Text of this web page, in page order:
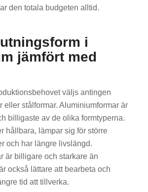
den totala budgeten alltid.
i
jämfört med
väljs antingen
eller stålformar. Aluminiumformar är
billigaste av de olika formtyperna.
hållbara, lämpar sig för större
och har längre livslängd.
är billigare och starkare än
också lättare att bearbeta och
tid att tillverka.